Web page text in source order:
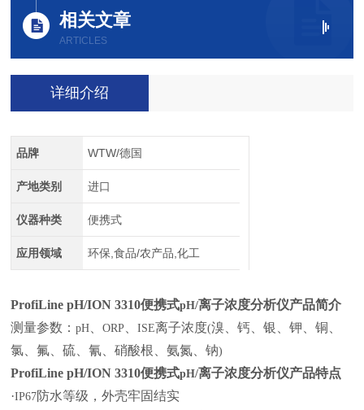
相关文章
ARTICLES
详细介绍
品牌 WTW/德国
产地类别 进口
仪器种类 便携式
应用领域 环保,食品/农产品,化工
ProfiLine pH/ION 3310便携式pH/离子浓度分析仪产品简介
测量参数：pH 、ORP 、ISE离子浓度(溴、钙、银、钾、铜、
氯、氟、硫、氰、硝酸根、氨氮、钠)
ProfiLine pH/ION 3310便携式pH/离子浓度分析仪产品特点
·IP67防水等级，外壳牢固结实